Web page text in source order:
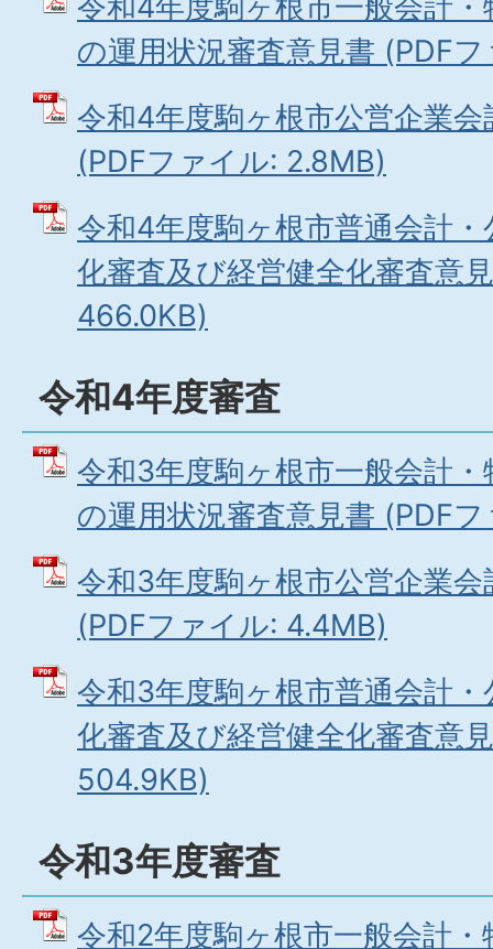
の運用状況審査意見書 (PDF
令和4年度駒ヶ根市公営企業
(PDFファイル: 2.8MB)
令和4年度駒ヶ根市普通会計
化審査及び経営健全化審査意
466.0KB)
令和4年度審査
令和3年度駒ヶ根市一般会計
の運用状況審査意見書 (PDF
令和3年度駒ヶ根市公営企業
(PDFファイル: 4.4MB)
令和3年度駒ヶ根市普通会計
化審査及び経営健全化審査意
504.9KB)
令和3年度審査
令和2年度駒ヶ根市一般会計